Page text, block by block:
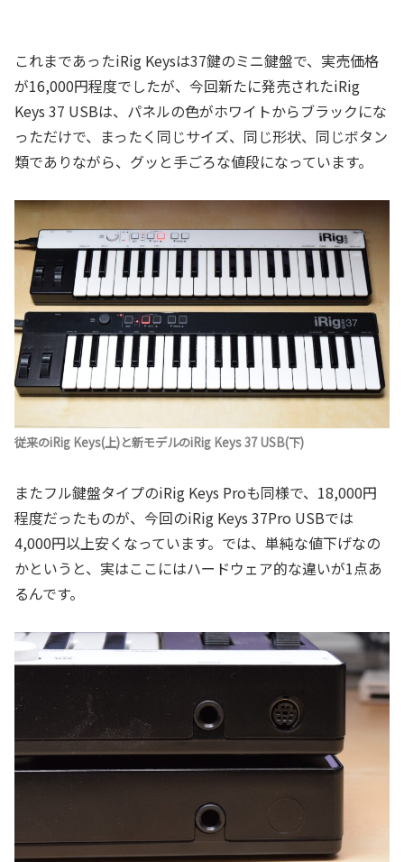
これまであったiRig Keysは37鍵のミニ鍵盤で、実売価格
が16,000円程度でしたが、今回新たに発売されたiRig
Keys 37 USBは、パネルの色がホワイトからブラックにな
っただけで、まったく同じサイズ、同じ形状、同じボタン
類でありながら、グッと手ごろな値段になっています。
従来のiRig Keys(上)と新モデルのiRig Keys 37 USB(下)
またフル鍵盤タイプのiRig Keys Proも同様で、18,000円
程度だったものが、今回のiRig Keys 37Pro USBでは
4,000円以上安くなっています。では、単純な値下げなの
かというと、実はここにはハードウェア的な違いが1点あ
るんです。